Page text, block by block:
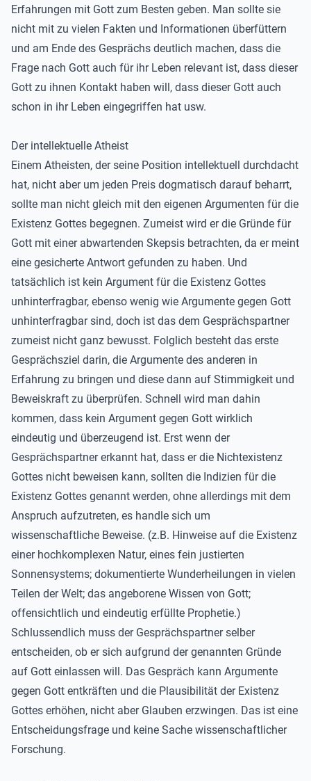
Erfahrungen mit Gott zum Besten geben. Man sollte sie
nicht mit zu vielen Fakten und Informationen überfüttern
und am Ende des Gesprächs deutlich machen, dass die
Frage nach Gott auch für ihr Leben relevant ist, dass dieser
Gott zu ihnen Kontakt haben will, dass dieser Gott auch
schon in ihr Leben eingegriffen hat usw.
Der intellektuelle Atheist
Einem Atheisten, der seine Position intellektuell durchdacht
hat, nicht aber um jeden Preis dogmatisch darauf beharrt,
sollte man nicht gleich mit den eigenen Argumenten für die
Existenz Gottes begegnen. Zumeist wird er die Gründe für
Gott mit einer abwartenden Skepsis betrachten, da er meint
eine gesicherte Antwort gefunden zu haben. Und
tatsächlich ist kein Argument für die Existenz Gottes
unhinterfragbar, ebenso wenig wie Argumente gegen Gott
unhinterfragbar sind, doch ist das dem Gesprächspartner
zumeist nicht ganz bewusst. Folglich besteht das erste
Gesprächsziel darin, die Argumente des anderen in
Erfahrung zu bringen und diese dann auf Stimmigkeit und
Beweiskraft zu überprüfen. Schnell wird man dahin
kommen, dass kein Argument gegen Gott wirklich
eindeutig und überzeugend ist. Erst wenn der
Gesprächspartner erkannt hat, dass er die Nichtexistenz
Gottes nicht beweisen kann, sollten die Indizien für die
Existenz Gottes genannt werden, ohne allerdings mit dem
Anspruch aufzutreten, es handle sich um
wissenschaftliche Beweise. (z.B. Hinweise auf die Existenz
einer hochkomplexen Natur, eines fein justierten
Sonnensystems; dokumentierte Wunderheilungen in vielen
Teilen der Welt; das angeborene Wissen von Gott;
offensichtlich und eindeutig erfüllte Prophetie.)
Schlussendlich muss der Gesprächspartner selber
entscheiden, ob er sich aufgrund der genannten Gründe
auf Gott einlassen will. Das Gespräch kann Argumente
gegen Gott entkräften und die Plausibilität der Existenz
Gottes erhöhen, nicht aber Glauben erzwingen. Das ist eine
Entscheidungsfrage und keine Sache wissenschaftlicher
Forschung.